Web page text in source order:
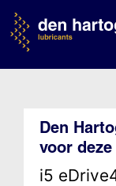
Den
voor
i5